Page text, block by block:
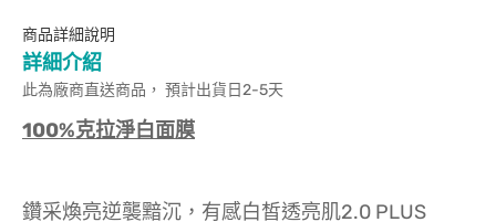
商品詳細說明
詳細介紹
此為廠商直送商品， 預計出貨日2-5天
100%克拉淨白面膜
鑽采煥亮逆襲黯沉，有感白皙透亮肌2.0 PLUS